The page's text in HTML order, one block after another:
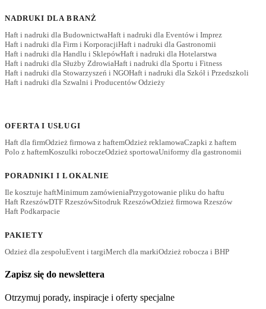
NADRUKI DLA BRANŻ
Haft i nadruki dla BudownictwaHaft i nadruki dla Eventów i Imprez
Haft i nadruki dla Firm i KorporacjiHaft i nadruki dla Gastronomii
Haft i nadruki dla Handlu i SklepówHaft i nadruki dla Hotelarstwa
Haft i nadruki dla Służby ZdrowiaHaft i nadruki dla Sportu i Fitness
Haft i nadruki dla Stowarzyszeń i NGOHaft i nadruki dla Szkół i Przedszkoli
Haft i nadruki dla Szwalni i Producentów Odzieży
OFERTA I USŁUGI
Haft dla firmOdzież firmowa z haftemOdzież reklamowaCzapki z haftem
Polo z haftemKoszulki roboczeOdzież sportowaUniformy dla gastronomii
PORADNIKI I LOKALNIE
Ile kosztuje haftMinimum zamówieniaPrzygotowanie pliku do haftu
Haft RzeszówDTF RzeszówSitodruk RzeszówOdzież firmowa Rzeszów
Haft Podkarpacie
PAKIETY
Odzież dla zespołuEvent i targiMerch dla markiOdzież robocza i BHP
Zapisz się do newslettera
Otrzymuj porady, inspiracje i oferty specjalne